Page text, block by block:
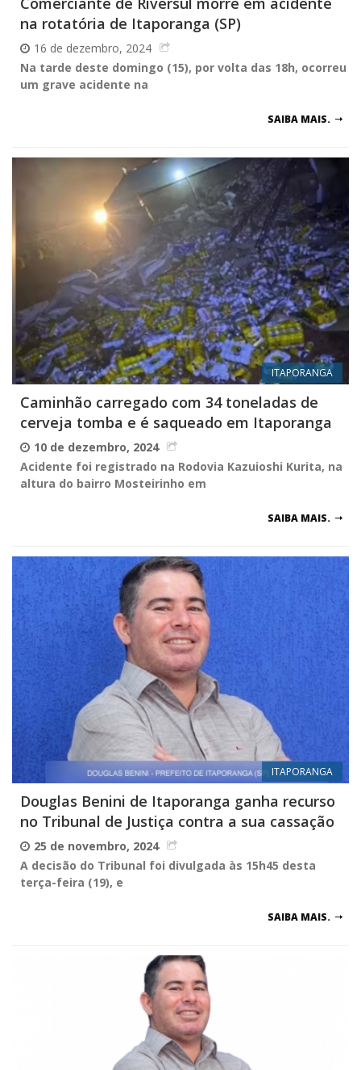
na rotatória de Itaporanga (SP)
16 de dezembro, 2024
Na tarde deste domingo (15), por volta das 18h, ocorreu
um grave acidente na
SAIBA MAIS.
ITAPORANGA
Caminhão carregado com 34 toneladas de
cerveja tomba e é saqueado em Itaporanga
10 de dezembro, 2024
Acidente foi registrado na Rodovia Kazuioshi Kurita, na
altura do bairro Mosteirinho em
SAIBA MAIS.
ITAPORANGA
Douglas Benini de Itaporanga ganha recurso
no Tribunal de Justiça contra a sua cassação
25 de novembro, 2024
A decisão do Tribunal foi divulgada às 15h45 desta
terça-feira (19), e
SAIBA MAIS.